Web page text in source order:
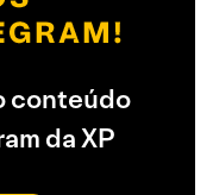
conteúdo
da XP